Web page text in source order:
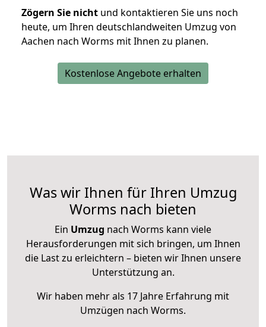
Zögern Sie nicht und kontaktieren Sie uns noch
heute, um Ihren deutschlandweiten Umzug von
Aachen nach Worms mit Ihnen zu planen.
Kostenlose Angebote erhalten
Was wir Ihnen für Ihren Umzug
Worms nach bieten
Ein Umzug nach Worms kann viele
Herausforderungen mit sich bringen, um Ihnen
die Last zu erleichtern – bieten wir Ihnen unsere
Unterstützung an.
Wir haben mehr als 17 Jahre Erfahrung mit
Umzügen nach Worms.